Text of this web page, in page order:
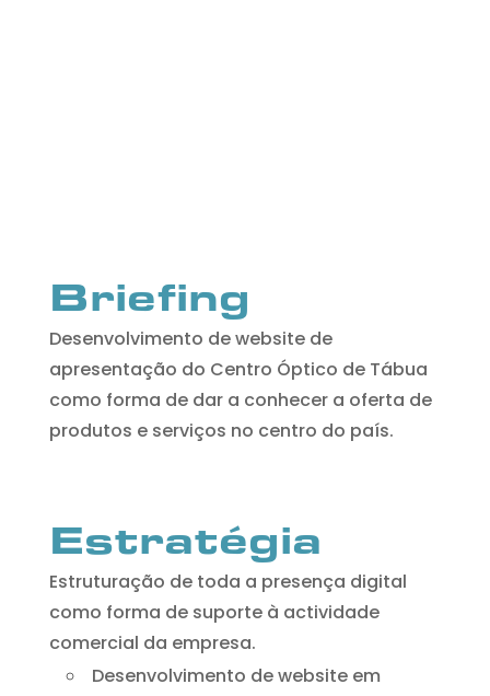
Briefing
Desenvolvimento de website de
apresentação do Centro Óptico de Tábua
como forma de dar a conhecer a oferta de
produtos e serviços no centro do país.
Estratégia
Estruturação de toda a presença digital
como forma de suporte à actividade
comercial da empresa.
Desenvolvimento de website em